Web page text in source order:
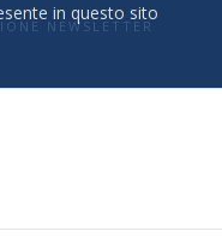
NEWSLETTER
in questo sito